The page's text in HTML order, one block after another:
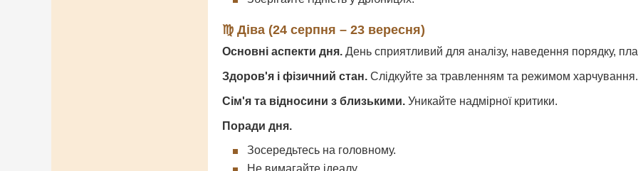
♍ Діва (24 серпня – 23 вересня)
Основні аспекти дня. День сприятливий для аналізу, наведення порядку,
Здоров'я і фізичний стан. Слідкуйте за травленням та режимом харчування.
Сім'я та відносини з близькими. Уникайте надмірної критики.
Поради дня.
Зосередьтесь на головному.
Не вимагайте ідеалу.